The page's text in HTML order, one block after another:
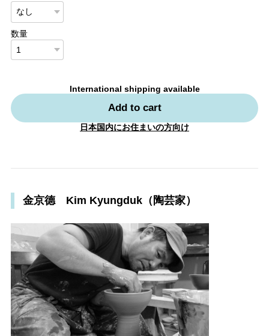
数量
International shipping available
Add to cart
日本国内にお住まいの方向け
金京德 Kim Kyungduk（陶芸家）